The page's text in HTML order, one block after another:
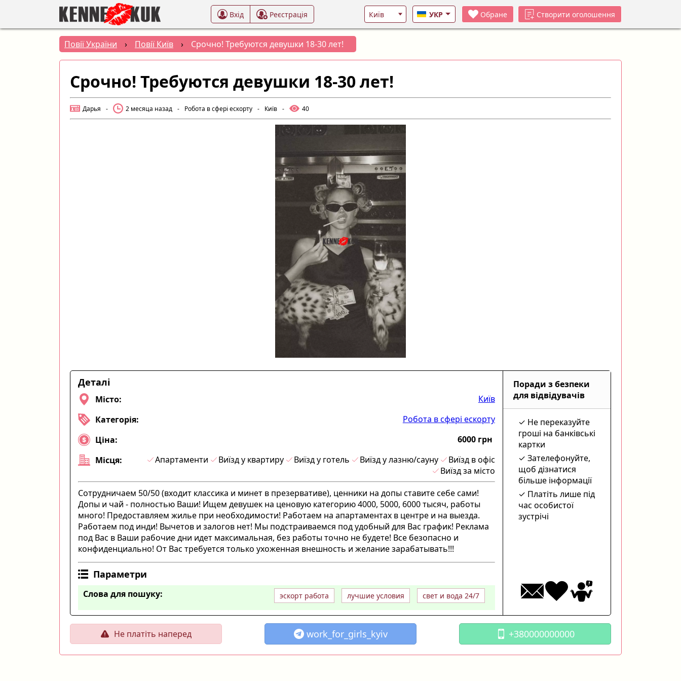
Вхід Реєстрація УКР Обране Створити оголошення
Повії України › Повії Київ › Срочно! Требуются девушки 18-30 лет!
Срочно! Требуются девушки 18-30 лет!
Дарья - 2 месяца назад - Робота в сфері ескорту - Київ - 40
Деталі
Місто:
Київ
Категорія:
Робота в сфері ескорту
Ціна:
6000 грн
Місця:
Апартаменти Виїзд у квартиру Виїзд у готель Виїзд у лазню/сауну
Виїзд в офіс
Виїзд за місто
Сотрудничаем 50/50 (входит классика и минет в презервативе), ценники на допы ставите себе сами!
Допы и чай - полностью Ваши! Ищем девушек на ценовую категорию 4000, 5000, 6000 тысяч, работы
много! Предоставляем жилье при необходимости! Работаем на апартаментах в центре и на выезда.
Работаем под инди! Вычетов и залогов нет! Мы подстраиваемся под удобный для Вас график! Реклама
под Вас в Ваши рабочие дни идет максимальная, без работы точно не будете! Все безопасно и
конфиденциально! От Вас требуется только ухоженная внешность и желание зарабатывать!!!
Параметри
Слова для пошуку: эскорт работа лучшие условия свет и вода 24/7
Поради з безпеки
для відвідувачів
Не переказуйте
гроші на банківські
картки
Зателефонуйте,
щоб дізнатися
більше інформації
Платіть лише під
час особистої
зустрічі
Не платіть наперед work_for_girls_kyiv +380000000000